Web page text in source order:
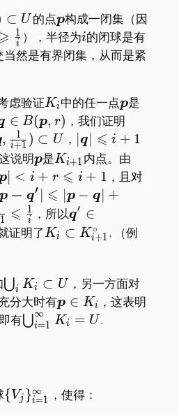
⊂ U 的点\boldsymbol
p
p构成一闭集（因
⩾ i
1 ），半径为i
i的闭球是有
然是有界闭集，从而是紧
虑验证K_i
Ki 中的任一点
p
p是
p,r)
∈ B(p, r) ，我们证明
, i+1
1 ) ⊂ U ， |\boldsymbol
q|\leqslant
i+1
∣q ⩽ i + 1
说明\boldsymbol
p
p是K_{i+1}
Ki+1 内点。由
∣ < i + r ⩽ i + 1 ，且对
\boldsymbol
q-\boldsymbol q^\prime|
p − q′ ⩽ p − q
+
1 ⩽ i
1 ，所以\boldsymbol
q^\prime\in
B(\boldsymbol
q′ ∈
证明了K_i\subset
Ki ⊂ Ki+1
∘
. （例
\bigcup_i
K_i\subset
U
⋃i Ki ⊂ U ，另一方面对
分大时有\boldsymbol
p\in K_i
p ∈ Ki ，这表明
有\bigcup_{i=1}^\infty
⋃i=1
∞ Ki = U .
\
{ Vj }i=1
∞ ，使得：